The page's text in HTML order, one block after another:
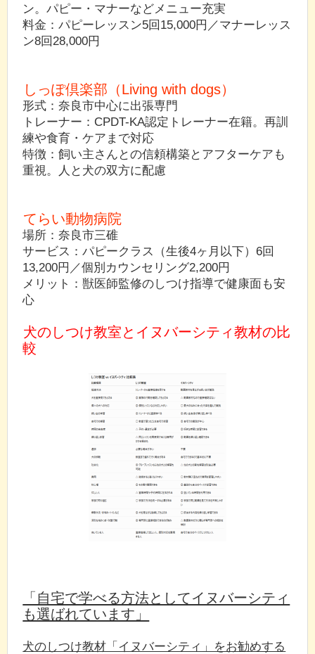
ン。パピー・マナーなどメニュー充実
料金：パピーレッスン5回15,000円／マナーレッス
ン8回28,000円
しっぽ倶楽部（Living with dogs）
形式：奈良市中心に出張専門
トレーナー：CPDT-KA認定トレーナー在籍。再訓
練や食育・ケアまで対応
特徴：飼い主さんとの信頼構築とアフターケアも
重視。人と犬の双方に配慮
てらい動物病院
場所：奈良市三碓
サービス：パピークラス（生後4ヶ月以下）6回
13,200円／個別カウンセリング2,200円
メリット：獣医師監修のしつけ指導で健康面も安
心
犬のしつけ教室とイヌバーシティ教材の比
較
「自宅で学べる方法としてイヌバーシティ
も選ばれています」
犬のしつけ教材「イヌバーシティ」をお勧めする